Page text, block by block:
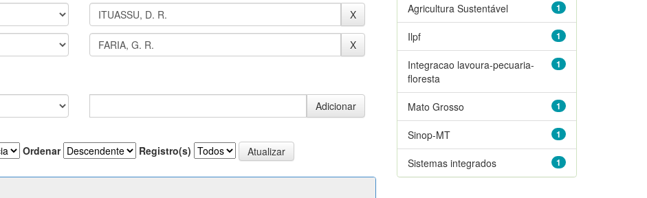
Ordenar Registro(s)
1
Agricultura Sustentável
1
Ilpf
1
Integracao lavoura-pecuaria-
floresta
1
Mato Grosso
1
Sinop-MT
1
Sistemas integrados